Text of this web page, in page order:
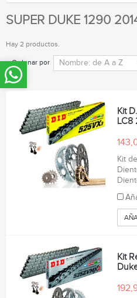
SUPER DUKE 1290
Hay 2 productos.
Ordenar por
Kit
LC8
Kit
Kit